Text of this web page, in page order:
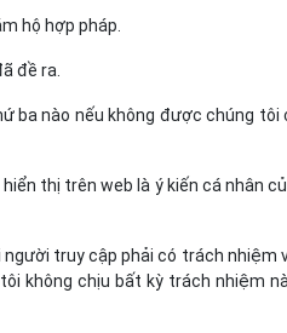
hộ hợp pháp.
đề ra.
nào nếu không được chúng tôi
thị trên web là ý kiến cá nhân
truy cập phải có trách nhiệm
không chịu bất kỳ trách nhiệm